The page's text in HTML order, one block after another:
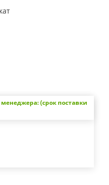
(срок поставки